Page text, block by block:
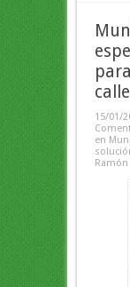
15/01/
en
Ramón